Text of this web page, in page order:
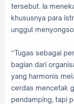
tersebut. Ia
khususnya para
unggul
“Tugas sebagai
bagian dari
yang harmonis
cerdas mencetak
pendamping, tapi